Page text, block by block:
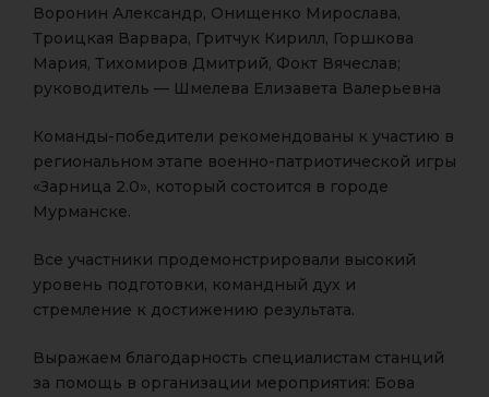
Воронин Александр, Онищенко Мирослава,
Троицкая Варвара, Гритчук Кирилл, Горшкова
Мария, Тихомиров Дмитрий, Фокт Вячеслав;
руководитель — Шмелева Елизавета Валерьевна
Команды-победители рекомендованы к участию в
региональном этапе военно-патриотической игры
«Зарница 2.0», который состоится в городе
Мурманске.
Все участники продемонстрировали высокий
уровень подготовки, командный дух и
стремление к достижению результата.
Выражаем благодарность специалистам станций
за помощь в организации мероприятия: Бова